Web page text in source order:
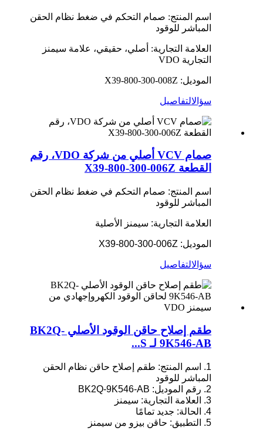
اسم المنتج: صمام التحكم في ضغط نظام الحقن
المباشر للوقود
العلامة التجارية: أصلي، حقيقي، علامة سيمنز
التجارية VDO
الموديل: X39-800-300-008Z
سؤالالتفاصيل
صمام VCV أصلي من شركة VDO، رقم
القطعة X39-800-300-006Z
اسم المنتج: صمام التحكم في ضغط نظام الحقن
المباشر للوقود
العلامة التجارية: سيمنز الأصلية
الموديل: X39-800-300-006Z
سؤالالتفاصيل
طقم إصلاح حاقن الوقود الأصلي BK2Q-
9K546-AB لـ S...
1. اسم المنتج: طقم إصلاح حاقن نظام الحقن
المباشر للوقود
2. رقم الموديل: BK2Q-9K546-AB
3. العلامة التجارية: سيمنز
4. الحالة: جديد تمامًا
5. التطبيق: حاقن بيزو من سيمنز